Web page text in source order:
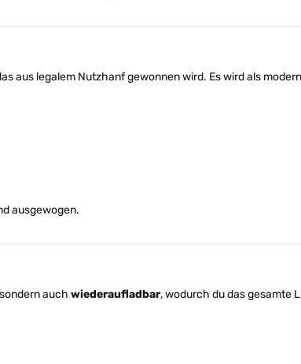
aus legalem Nutzhanf gewonnen wird. Es wird als
ausgewogen.
auch wiederaufladbar, wodurch du das gesamte